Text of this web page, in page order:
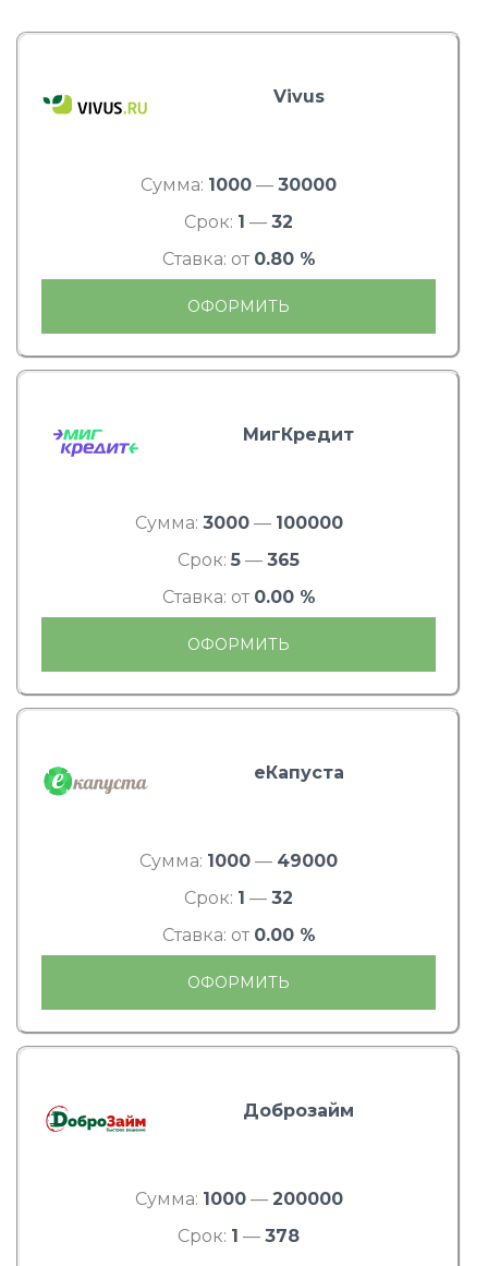
Vivus
Сумма: 1000 — 30000
Срок: 1 — 32
Ставка: от 0.80 %
ОФОРМИТЬ
МигКредит
Сумма: 3000— 100000
Срок: 5 — 365
Ставка: от 0.00 %
ОФОРМИТЬ
еКапуста
Сумма: 1000 — 49000
Срок: 1 — 32
Ставка: от 0.00 %
ОФОРМИТЬ
Доброзайм
Сумма: 1000— 200000
Срок: 1 — 378